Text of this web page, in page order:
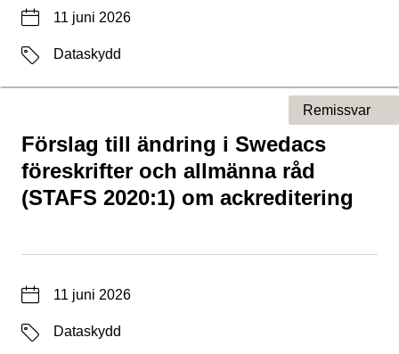
Datum11 juni 2026
EtiketterDataskydd
Förslag till ändring i Swedacs
föreskrifter och allmänna råd
(STAFS 2020:1) om ackreditering
Typ av sida
Remissvar
Datum11 juni 2026
EtiketterDataskydd